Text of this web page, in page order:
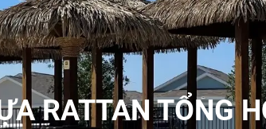
RATTAN TỔNG